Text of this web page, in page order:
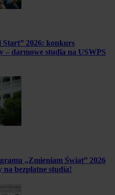
Start” 2026: konkurs
– darmowe studia na USWPS
„Zmieniam Świat” 2026
na bezpłatne studia!